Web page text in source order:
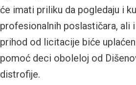
će imati priliku da pogledaju i
profesionalnih poslastičara, ali
prihod od licitacije biće
pomoć deci oboleloj od
distrofije.